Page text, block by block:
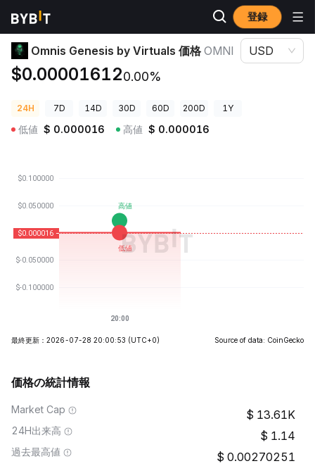
登録
暗号資産価格 Omnis Genesis by Virtuals 価格 OMNI
Omnis Genesis by Virtuals 価格 OMNI
$0.000016120.00%
USD
24H 7D 14D 30D 60D 200D 1Y
低値 $ 0.000016 高値 $ 0.000016
最終更新：2026-07-28 20:00:53 (UTC+0) Source of data: CoinGecko
価格の統計情報
Market Cap 13.61K
24H出来高 1.14
過去最高値 0.00270251